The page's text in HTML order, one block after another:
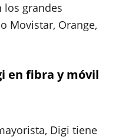
los grandes
Movistar, Orange,
en fibra y móvil
Digi tiene